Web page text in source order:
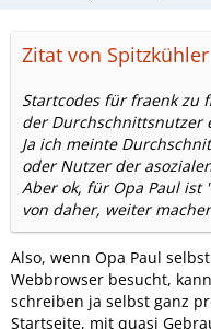
Zitat von Spitzkühler
Startcodes für fraenk zu
der Durchschnittsnutzer
Ja ich meinte
oder Nutzer der
Aber ok, für Opa Paul ist
von daher, weiter
Also, wenn Opa Paul
Webbrowser besucht,
schreiben ja selbst ganz
Startseite, mit quasi